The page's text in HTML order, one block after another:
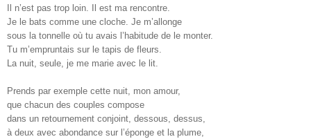
Il n’est pas trop loin. Il est ma rencontre.
Je le bats comme une cloche. Je m’allonge
sous la tonnelle où tu avais l’habitude de le monter.
Tu m’empruntais sur le tapis de fleurs.
La nuit, seule, je me marie avec le lit.
Prends par exemple cette nuit, mon amour,
que chacun des couples compose
dans un retournement conjoint, dessous, dessus,
à deux avec abondance sur l’éponge et la plume,